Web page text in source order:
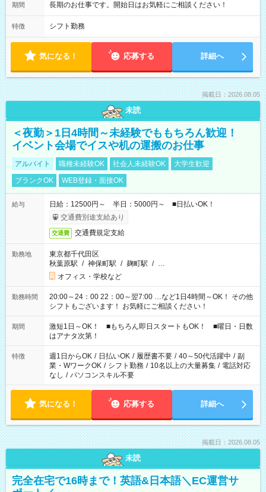
期間 長期のお仕事です。開始日はお気軽にご相談ください！
特徴 シフト勤務
気になる！ 応募する 詳細へ
掲載日：2026.08.05
未読
＜夜勤＞1日4時間～未経験でももちろん歓迎！
イベント会場でイスや机の運搬のお仕事
アルバイト 職種未経験OK 社会人未経験OK
大学生歓迎
ブランクOK
WEB登録・面接OK
給与
日給：12500円～ 半日：5000円～ ■日払いOK！
交通費別途支給あり
交通費 交通費規定支給
勤務地
東京都千代田区
秋葉原駅 / 神保町駅 / 麹町駅 / …
オフィス・学校など
勤務時間
20:00～24：00 22：00～翌7:00 …など1日4時間～OK！ その他
シフトもございます！ お気軽にご相談ください！
期間
激短1日～OK！ ■もちろん即日スタートもOK！ ■曜日・日数
はアナタ次第！
特徴 週1日からOK / 日払いOK / 履歴書不要 / 40～50代活躍中 / 副
業・WワークOK / シフト勤務 / 10名以上の大量募集 / 電話対応
なし / パソコンスキル不要
気になる！ 応募する 詳細へ
掲載日：2026.08.05
未読
完全在宅で16時まで！英語&日本語＼EC運営サ